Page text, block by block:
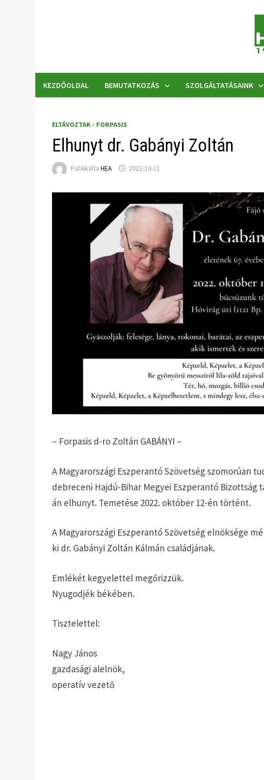
KEZDŐOLDAL BEMUTATKOZÁS SZOLGÁLTATÁSAINK
ELTÁVOZTAK - FORPASIS
Elhunyt dr. Gabányi Zoltán
PublikáltaHEA 2022-10-11
– Forpasis d-ro Zoltán GABÁNYI –
A Magyarországi Eszperantó Szövetség szomorúan
debreceni Hajdú-Bihar Megyei Eszperantó Bizottság
án elhunyt. Temetése 2022. október 12-én történt.
A Magyarországi Eszperantó Szövetség elnöksége
ki dr. Gabányi Zoltán Kálmán családjának.
Emlékét kegyelettel megőrizzük.
Nyugodjék békében.
Tisztelettel:
Nagy János
gazdasági alelnök,
operatív vezető